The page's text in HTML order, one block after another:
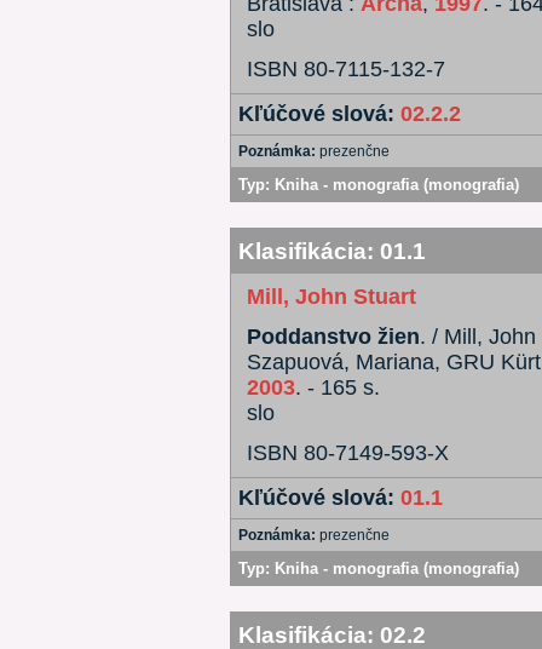
slo
ISBN 80-7115-132-7
Kľúčové slová: 02.2.2
Poznámka: prezenčne
Typ: Kniha - monografia (monografia)
Klasifikácia: 01.1
Mill, John Stuart
Poddanstvo žien. / Mill,
Szapuová, Mariana, GRU
2003. - 165 s.
slo
ISBN 80-7149-593-X
Kľúčové slová: 01.1
Poznámka: prezenčne
Typ: Kniha - monografia (monografia)
Klasifikácia: 02.2